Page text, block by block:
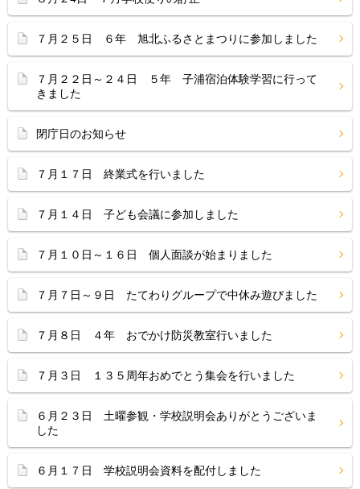
７月２５日 ６年 旭北ふるさとまつりに参加しました
７月２２日～２４日 ５年 子浦宿泊体験学習に行って
きました
閉庁日のお知らせ
７月１７日 終業式を行いました
７月１４日 子ども会議に参加しました
７月１０日～１６日 個人面談が始まりました
７月７日～９日 たてわりグループで中休み遊びました
７月８日 ４年 おでかけ防災教室行いました
７月３日 １３５周年おめでとう集会を行いました
６月２３日 土曜参観・学校説明会ありがとうございま
した
６月１７日 学校説明会資料を配付しました